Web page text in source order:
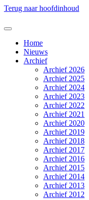
Terug naar hoofdinhoud
Home
Nieuws
Archief
Archief 2026
Archief 2025
Archief 2024
Archief 2023
Archief 2022
Archief 2021
Archief 2020
Archief 2019
Archief 2018
Archief 2017
Archief 2016
Archief 2015
Archief 2014
Archief 2013
Archief 2012